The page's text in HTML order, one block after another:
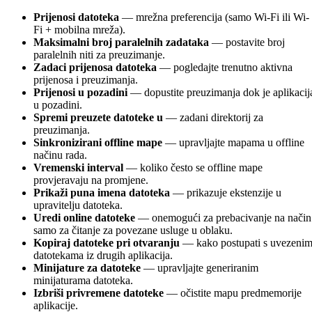
Prijenosi datoteka — mrežna preferencija (samo Wi-Fi ili Wi-
Fi + mobilna mreža).
Maksimalni broj paralelnih zadataka — postavite broj
paralelnih niti za preuzimanje.
Zadaci prijenosa datoteka — pogledajte trenutno aktivna
prijenosa i preuzimanja.
Prijenosi u pozadini — dopustite preuzimanja dok je
u pozadini.
Spremi preuzete datoteke u — zadani direktorij za
preuzimanja.
Sinkronizirani offline mape — upravljajte mapama u offline
načinu rada.
Vremenski interval — koliko često se offline mape
provjeravaju na promjene.
Prikaži puna imena datoteka — prikazuje ekstenzije u
upravitelju datoteka.
Uredi online datoteke — onemogući za prebacivanje na način
samo za čitanje za povezane usluge u oblaku.
Kopiraj datoteke pri otvaranju — kako postupati s uvezenim
datotekama iz drugih aplikacija.
Minijature za datoteke — upravljajte generiranim
minijaturama datoteka.
Izbriši privremene datoteke — očistite mapu predmemorije
aplikacije.